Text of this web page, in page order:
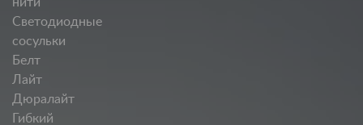
Светодиодные
сосульки
Белт
Лайт
Дюралайт
Гибкий